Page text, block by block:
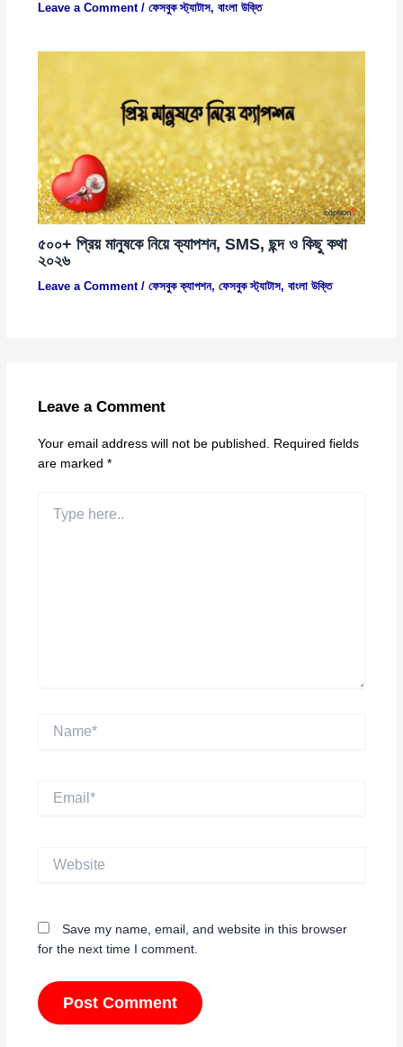
Leave a Comment / ফেসবুক স্ট্যাটাস, বাংলা উক্তি
৫০০+ প্রিয় মানুষকে নিয়ে ক্যাপশন, SMS, ছন্দ ও কিছু কথা
২০২৬
Leave a Comment / ফেসবুক ক্যাপশন, ফেসবুক স্ট্যাটাস, বাংলা উক্তি
Leave a Comment
Your email address will not be published.
Required fields
are marked *
here..
Save my name, email, and website in this browser
for the next time I comment.